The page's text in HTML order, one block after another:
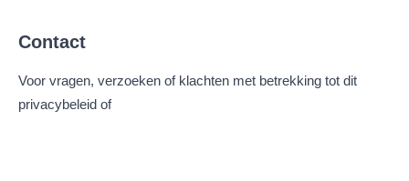
Contact
Voor vragen, verzoeken of klachten met betrekking tot dit
privacybeleid of